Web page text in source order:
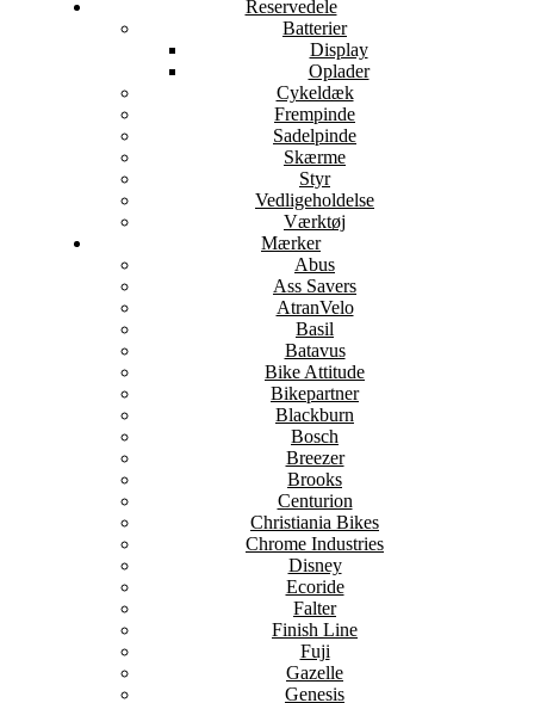
Reservedele
Batterier
Display
Oplader
Cykeldæk
Frempinde
Sadelpinde
Skærme
Styr
Vedligeholdelse
Værktøj
Mærker
Abus
Ass Savers
AtranVelo
Basil
Batavus
Bike Attitude
Bikepartner
Blackburn
Bosch
Breezer
Brooks
Centurion
Christiania Bikes
Chrome Industries
Disney
Ecoride
Falter
Finish Line
Fuji
Gazelle
Genesis